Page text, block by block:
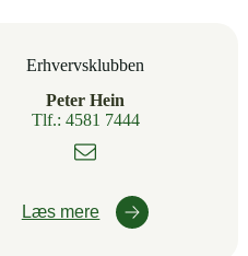
Erhvervsklubben
Peter Hein
Tlf.: 4581 7444
Læs mere